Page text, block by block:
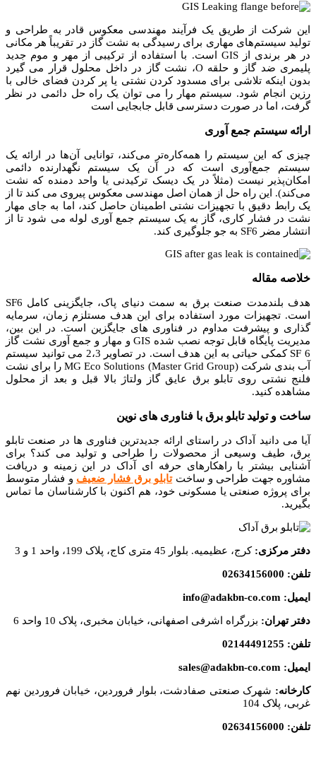
این شرکت از طریق یک فرآیند مهندسی معکوس قادر به طراحی و
تولید سیستم‌های مهاری برای رسیدگی به نشت گاز در تقریباً هر مکانی
در هر برندی از GIS است.
با استفاده از ترکیبی از مهر و موم جدید
پلیمری ضد گاز و حلقه O، نشت گاز در داخل محلول قرار می گیرد
بدون اینکه تلاشی برای مسدود کردن نشتی یا پر کردن فضای خالی با
رزین انجام شود. سیستم مهار را می توان یک راه حل دائمی در نظر
گرفت، اما در صورت دسترسی قابل جابجایی است
ارائه سیستم جمع آوری
چیزی که این سیستم را همه‌کاره‌تر می‌کند، توانایی آن‌ها در ارائه یک
سیستم جمع‌آوری است که در آن یک سیستم نگهدارنده دائمی
امکان‌پذیر نیست (مثلاً در یک دیسک ترکیدنی یا واحد دمنده که نشت
می‌کند). این راه حل از همان اصل مهندسی معکوس پیروی می کند تا از
یک رابط دقیق با تجهیزات نشتی اطمینان حاصل کند، اما به جای مهار
نشت در فشار کاری، گاز به یک سیستم جمع آوری لوله می شود تا از
انتشار مضر SF6 به جو جلوگیری کند.
خلاصه مقاله
هدف بلندمدت صنعت برق به سمت دنیای پاک، جایگزینی کامل SF6
است. تجهیزات مورد استفاده برای این هدف مستلزم زمان، سرمایه
گذاری و پیشرفت مداوم در فناوری های جایگزین است. در این بین،
مدیریت پایگاه قابل توجه نصب شده GIS و مهار و جمع آوری نشت گاز
SF 6 کمکی حیاتی به این هدف است.
در تصاویر 2،3 می توانید سیستم
آب بندی شرکت MG Eco Solutions (Master Grid Group) را برای نشت
فلنج نشتی روی تابلو برق عایق گاز ولتاژ بالا قبل و بعد از محلول
مشاهده کنید.
ساخت و تولید تابلو برق با فناوری های نوین
آیا می دانید آداک در راستای ارائه جدیدترین فناوری ها در صنعت تابلو
برق، طیف وسیعی از محصولات را طراحی و تولید می کند؟ برای
آشنایی بیشتر با راهکارهای حرفه ای آداک در این زمینه و دریافت
مشاوره جهت طراحی و ساختتابلو برق فشار ضعیف و فشار متوسط
برای پروژه صنعتی یا مسکونی خود، هم اکنون با کارشناسان ما تماس
بگیرید.
دفتر مرکزی: کرج، عظیمیه. بلوار 45 متری کاج، پلاک 199، واحد 1 و 3
تلفن: 02634156000
ایمیل: info@adakbn-co.com
دفتر تهران: بزرگراه اشرفی اصفهانی، خیابان مخبری، پلاک 10 واحد 6
تلفن: 02144491255
ایمیل: sales@adakbn-co.com
کارخانه: شهرک صنعتی صفادشت، بلوار فروردین، خیابان فروردین نهم
غربی، پلاک 104
تلفن: 02634156000